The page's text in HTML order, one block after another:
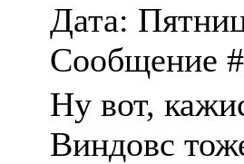
Дата:
Сообщение
Ну вот,
Виндовс